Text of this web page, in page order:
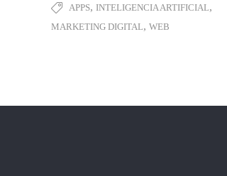
APPS, INTELIGENCIA ARTIFICIAL,
MARKETING DIGITAL, WEB